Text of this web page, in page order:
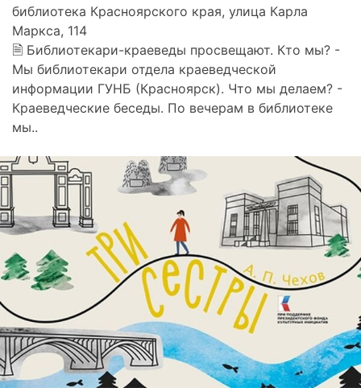
библиотека Красноярского края, улица Карла
Маркса, 114
🗎 Библиотекари-краеведы просвещают. Кто мы? -
Мы библиотекари отдела краеведческой
информации ГУНБ (Красноярск). Что мы делаем? -
Краеведческие беседы. По вечерам в библиотеке
мы..